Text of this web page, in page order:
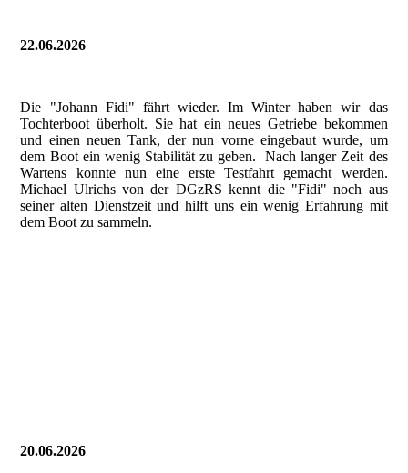
22.06.2026
Die "Johann Fidi" fährt wieder. Im Winter haben wir das
Tochterboot überholt. Sie hat ein neues Getriebe bekommen
und einen neuen Tank, der nun vorne eingebaut wurde, um
dem Boot ein wenig Stabilität zu geben. Nach langer Zeit des
Wartens konnte nun eine erste Testfahrt gemacht werden.
Michael Ulrichs von der DGzRS kennt die "Fidi" noch aus
seiner alten Dienstzeit und hilft uns ein wenig Erfahrung mit
dem Boot zu sammeln.
20.06.2026